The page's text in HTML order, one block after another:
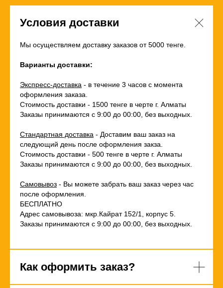
Условия доставки
Мы осуществляем доставку заказов от 5000 тенге.
Варианты доставки:
Экспресс-доставка - в течение 3 часов с момента
оформления заказа.
Стоимость доставки - 1500 тенге в черте г. Алматы
Заказы принимаются с 9:00 до 00:00, без выходных.
Стандартная доставка - Доставим ваш заказ на
следующий день после оформления закза.
Стоимость доставки - 500 тенге в черте г. Алматы
Заказы принимаются с 9:00 до 00:00, без выходных.
Самовывоз - Вы можете забрать ваш заказ через час
после оформления.
БЕСПЛАТНО
Адрес самовывоза: мкр.Кайрат 152/1, корпус 5.
Заказы принимаются с 9:00 до 00:00, без выходных.
Как оформить заказ?